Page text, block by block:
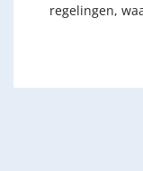
regelingen,